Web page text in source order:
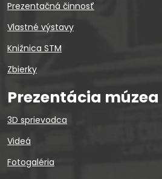
Prezentačná činnosť
Vlastné výstavy
Knižnica STM
Zbierky
Prezentácia múzea
3D sprievodca
Videá
Fotogaléria